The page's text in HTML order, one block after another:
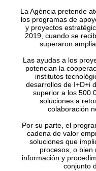
La Agència pretende
los programas de
y proyectos
2019, cuando se
superaron
Las ayudas a los
potencian la
institutos
desarrollos de I+D+i
superior a los
soluciones a
colaboración
Por su parte, el
cadena de valor
soluciones que
procesos, o bien
información y
conjunto